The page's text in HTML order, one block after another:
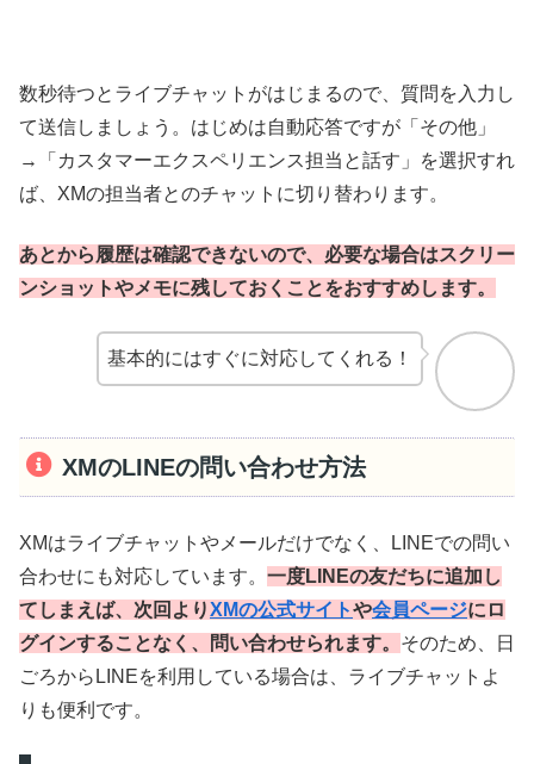
数秒待つとライブチャットがはじまるので、質問を入力し
て送信しましょう。はじめは自動応答ですが「その他」
→「カスタマーエクスペリエンス担当と話す」を選択すれ
ば、XMの担当者とのチャットに切り替わります。
あとから履歴は確認できないので、必要な場合はスクリー
ンショットやメモに残しておくことをおすすめします。
基本的にはすぐに対応してくれる！
XMのLINEの問い合わせ方法
XMはライブチャットやメールだけでなく、LINEでの問い
合わせにも対応しています。 一度LINEの友だちに追加し
てしまえば、次回よりXMの公式サイトや会員ページにロ
グインすることなく、問い合わせられます。 そのため、日
ごろからLINEを利用している場合は、ライブチャットよ
りも便利です。